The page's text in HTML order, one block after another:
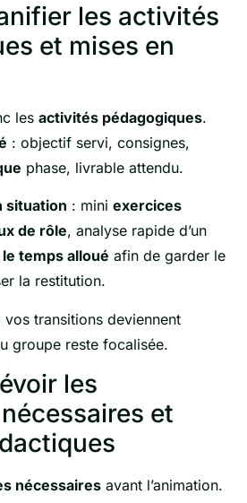
les activités
et mises en
les activités pédagogiques.
: objectif servi, consignes,
phase, livrable attendu.
situation : mini exercices
de rôle, analyse rapide d’un
temps alloué afin de garder le
la restitution.
vos transitions deviennent
groupe reste focalisée.
les
et
nécessaires avant l’animation.